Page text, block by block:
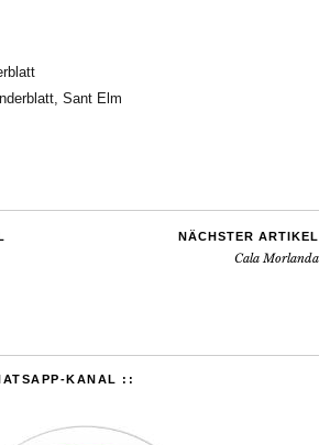
, Sant Elm
NÄCHSTER ARTIKEL
Cala Morlanda
KANAL ::